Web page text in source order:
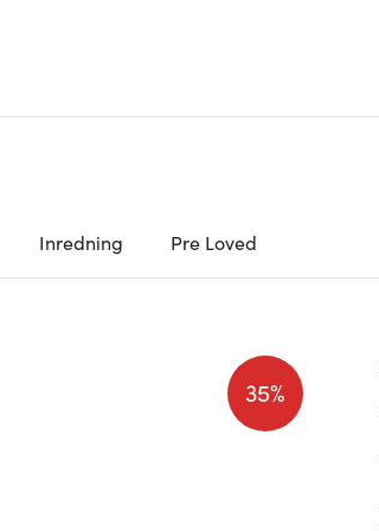
Inredning Pre Loved
35%